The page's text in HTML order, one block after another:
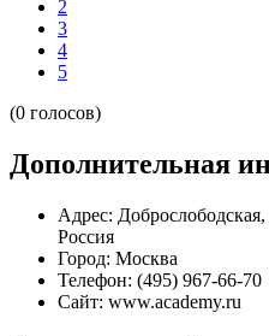
2
3
4
5
(0 голосов)
Дополнительная
Адрес:
Россия
Город: Москва
Телефон: (495) 967-66-70
Сайт: www.academy.ru